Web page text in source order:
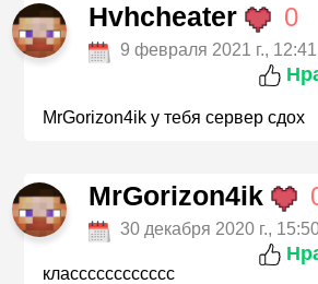
Hvhcheater 0
9 февраля 2021 г., 12:41
MrGorizon4ik у тебя сервер сдох
MrGorizon4ik
30 декабря 2020 г.,
класссссссссссс